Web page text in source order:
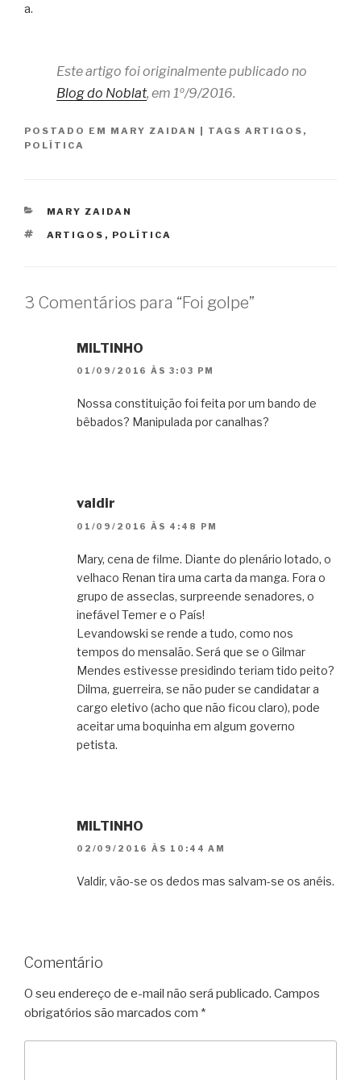
a.
Este artigo foi originalmente publicado no
Blog do Noblat, em 1º/9/2016.
POSTADO EM MARY ZAIDAN TAGS ARTIGOS ,
POLÍTICA
CATEGORIAS
MARY ZAIDAN
TAGS
ARTIGOS , POLÍTICA
3 Comentários para “Foi golpe”
MILTINHO
01/09/2016 ÀS 3:03 PM
Nossa constituição foi feita por um bando de
bêbados? Manipulada por canalhas?
valdir
01/09/2016 ÀS 4:48 PM
Mary, cena de filme. Diante do plenário lotado, o
velhaco Renan tira uma carta da manga. Fora o
grupo de asseclas, surpreende senadores, o
inefável Temer e o País!
Levandowski se rende a tudo, como nos
tempos do mensalão. Será que se o Gilmar
Mendes estivesse presidindo teriam tido peito?
Dilma, guerreira, se não puder se candidatar a
cargo eletivo (acho que não ficou claro), pode
aceitar uma boquinha em algum governo
petista.
MILTINHO
02/09/2016 ÀS 10:44 AM
Valdir, vão-se os dedos mas salvam-se os anéis.
Comentário
O seu endereço de e-mail não será publicado. Campos
obrigatórios são marcados com *